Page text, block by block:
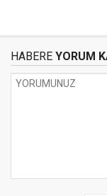
HABERE YORUM